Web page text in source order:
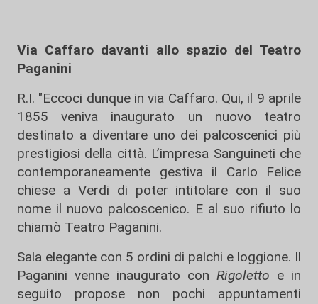
Via Caffaro davanti allo spazio del Teatro
Paganini
R.I. "Eccoci dunque in via Caffaro. Qui, il 9 aprile
1855 veniva inaugurato un nuovo teatro
destinato a diventare uno dei palcoscenici più
prestigiosi della città. L’impresa Sanguineti che
contemporaneamente gestiva il Carlo Felice
chiese a Verdi di poter intitolare con il suo
nome il nuovo palcoscenico. E al suo rifiuto lo
chiamò Teatro Paganini.
Sala elegante con 5 ordini di palchi e loggione. Il
Paganini venne inaugurato con Rigoletto e in
seguito propose non pochi appuntamenti